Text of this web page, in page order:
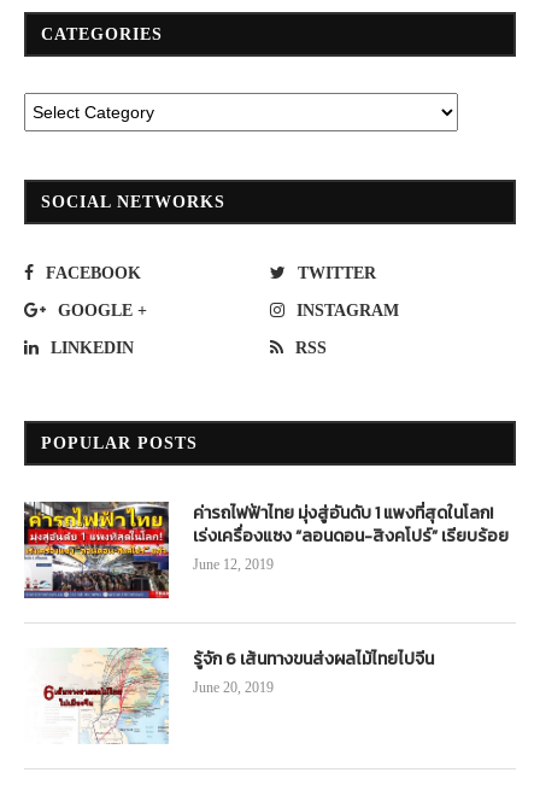
CATEGORIES
SOCIAL NETWORKS
FACEBOOK TWITTER
GOOGLE + INSTAGRAM
LINKEDIN RSS
POPULAR POSTS
ค่ารถไฟฟ้าไทย มุ่งสู่อันดับ 1 แพงที่สุดในโลก!
เร่งเครื่องแซง “ลอนดอน-สิงคโปร์” เรียบร้อย
June 12, 2019
รู้จัก 6 เส้นทางขนส่งผลไม้ไทยไปจีน
June 20, 2019